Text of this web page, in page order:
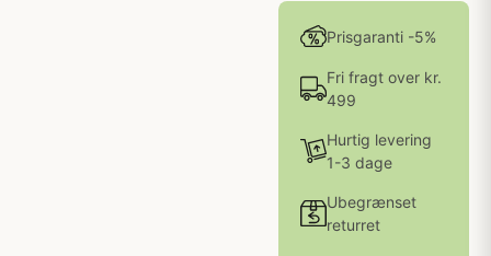
Prisgaranti -5%
Fri fragt over kr.
499
Hurtig levering
1-3 dage
Ubegrænset
returret